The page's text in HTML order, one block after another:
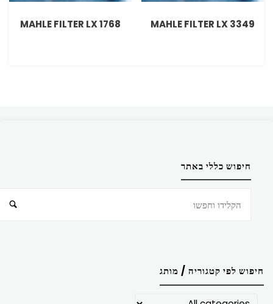
MAHLE FILTER LX 3349
MAHLE FILTER LX 1768
חיפוש כללי באתר
חיפוש לפי קטגוריה / מותג